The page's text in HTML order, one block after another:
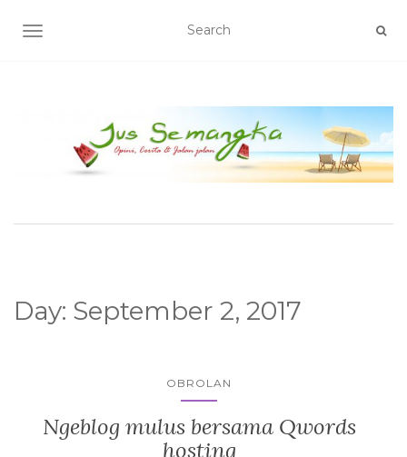
TOGGLE NAVIGATION
Day: September 2, 2017
OBROLAN
Ngeblog mulus bersama Qwords
hosting